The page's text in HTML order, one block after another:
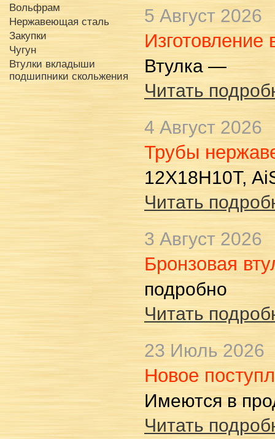
5 Август 2026
Изготовление
Втулка —
Читать
4 Август 2026
Трубы
12Х18Н10Т,
Читать
3 Август 2026
Бронзовая
подробно
Читать
23 Июль 2026
Новое
Имеются в
Читать
Вольфрам
Нержавеющая сталь
Закупки
Чугун
Втулки вкладыши
подшипники скольжения